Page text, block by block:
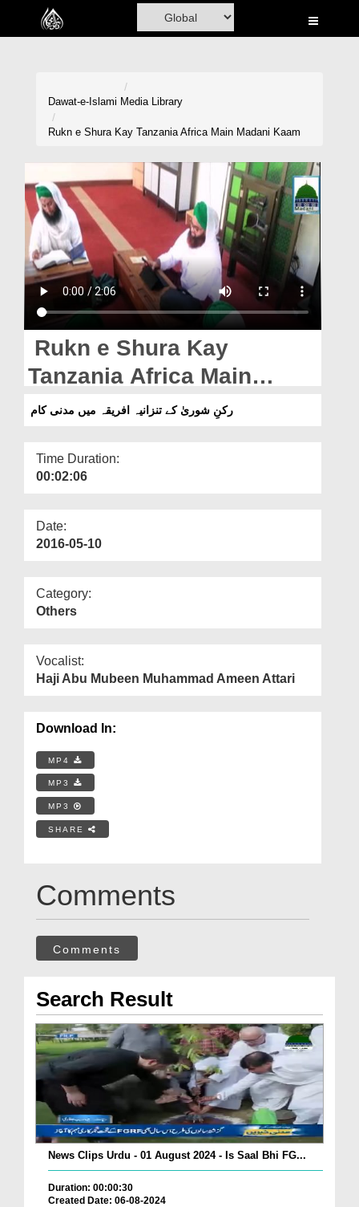
Home
Volunteer Portal
Rohani Ilaj
Donation
Magazine
Dawat-e-Islami Media Library
Rukn e Shura Kay Tanzania Africa Main Madani Kaam
Rukn e Shura Kay
Tanzania Africa Main
Madani Kaam
رکنِ شوریٰ کے تنزانیہ افریقہ میں مدنی کام
Time Duration:
00:02:06
Date:
2016-05-10
Category:
Others
Vocalist:
Haji Abu Mubeen Muhammad Ameen Attari
Download In:
MP4
MP3
MP3
SHARE
Comments
Comments
Search Result
News Clips Urdu - 01 August 2024 - Is Saal Bhi FG...
Duration: 00:00:30
Created Date: 06-08-2024